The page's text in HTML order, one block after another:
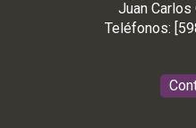
Juan
Teléfonos: